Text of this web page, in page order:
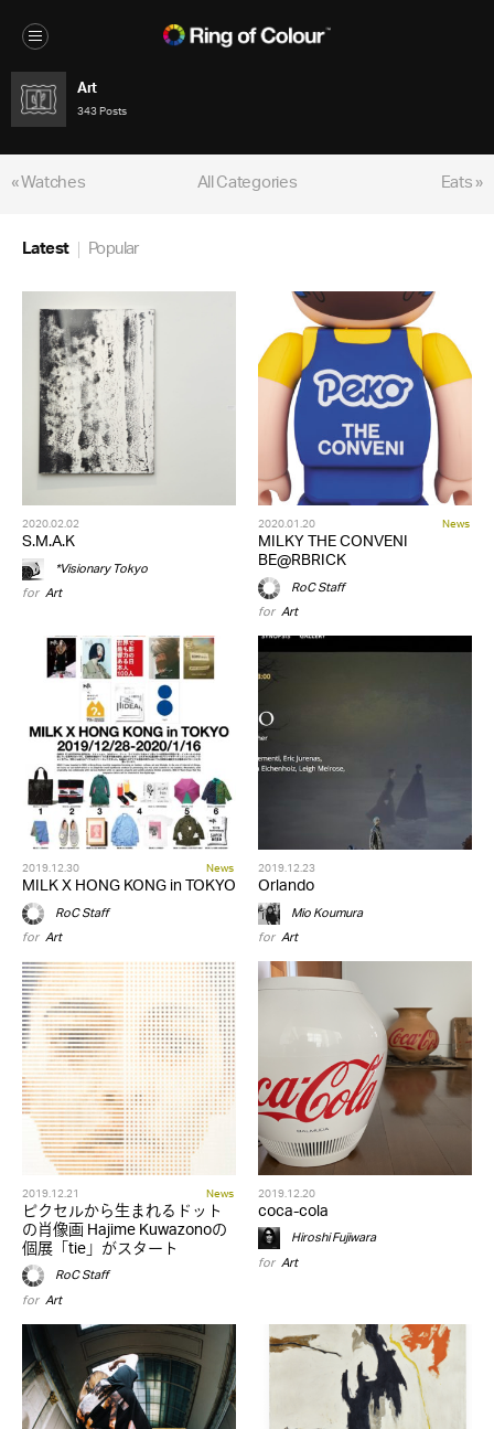
Art
343 Posts
« Watches Eats »
All Categories
Latest Popular
2020.02.02
S.M.A.K
*Visionary Tokyo
for Art
2020.01.20 News
MILKY THE CONVENI
BE@RBRICK
RoC Staff
for Art
2019.12.30 News
MILK X HONG KONG in TOKYO
RoC Staff
for Art
2019.12.23
Orlando
Mio Koumura
for Art
2019.12.21 News
ピクセルから生まれるドット
の肖像画 Hajime Kuwazonoの
個展「tie」がスタート
RoC Staff
for Art
2019.12.20
coca-cola
Hiroshi Fujiwara
for Art